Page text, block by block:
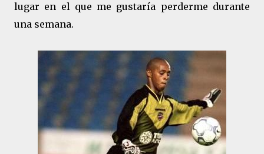
lugar en el que me gustaría perderme durante
una semana.